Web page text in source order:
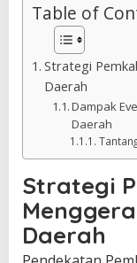
Table of
Strategi
Daerah
Dampak
Daerah
Strategi
Daerah